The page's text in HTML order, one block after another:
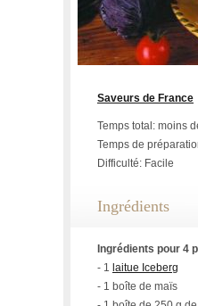
Saveurs de France
Temps total: moins
Temps de
Difficulté: Facile
Ingrédients
Ingrédients pour 4
- 1 laitue Iceberg
- 1 boîte de maïs